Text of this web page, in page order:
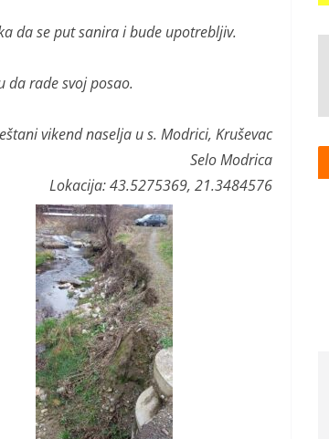
da se put sanira i bude upotrebljiv.
da rade svoj posao.
vikend naselja u s. Modrici, Kruševac
Selo Modrica
Lokacija: 43.5275369, 21.3484576